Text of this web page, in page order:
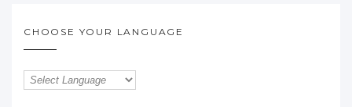
CHOOSE YOUR LANGUAGE